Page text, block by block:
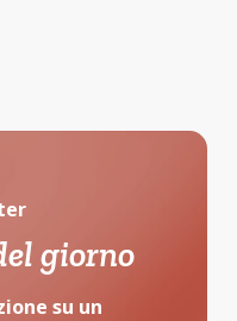
giorno
su un